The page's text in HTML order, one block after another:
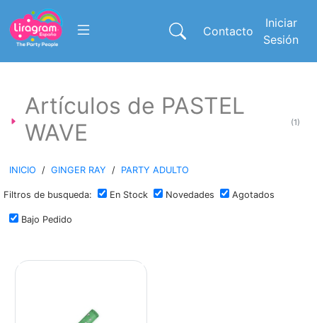
Contacto
Iniciar
Sesión
Artículos de PASTEL
WAVE
(1)
INICIO / GINGER RAY / PARTY ADULTO
Filtros de busqueda: En Stock Novedades Agotados
Bajo Pedido